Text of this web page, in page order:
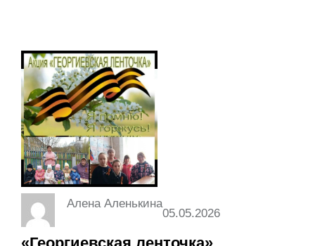
Алена Аленькина
05.05.2026